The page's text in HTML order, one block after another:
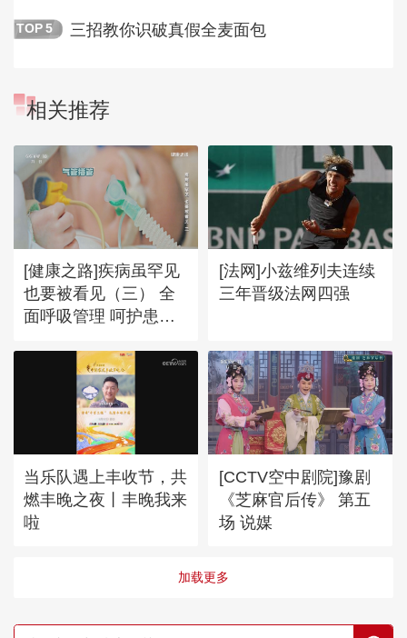
TOP 5 三招教你识破真假全麦面包
相关推荐
[健康之路]疾病虽罕见
也要被看见（三） 全
面呼吸管理 呵护患儿
[法网]小兹维列夫连续
三年晋级法网四强
当乐队遇上丰收节，共
燃丰晚之夜丨丰晚我来
啦
[CCTV空中剧院]豫剧
《芝麻官后传》 第五
场 说媒
加载更多